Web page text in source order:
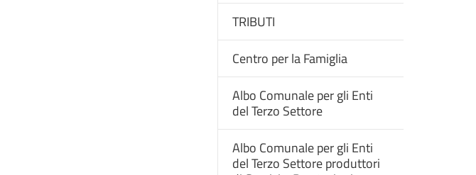
TRIBUTI
Centro per la Famiglia
Albo Comunale per gli Enti
del Terzo Settore
Albo Comunale per gli Enti
del Terzo Settore produttori